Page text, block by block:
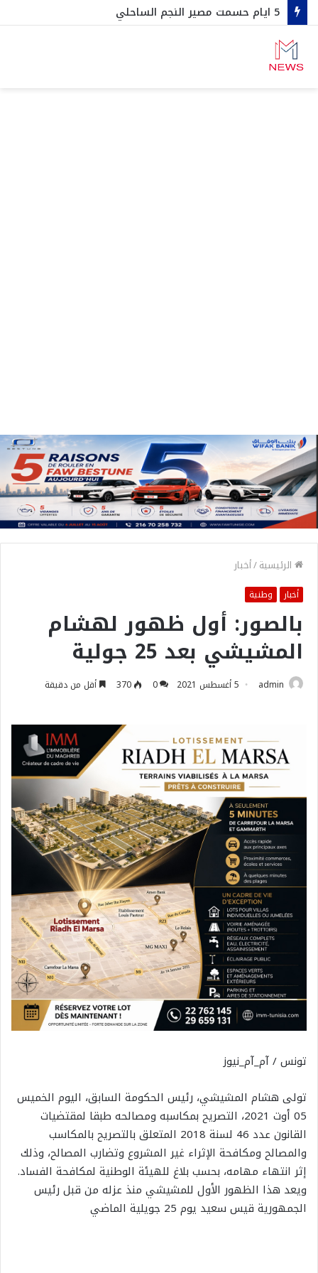
5 ايام حسمت مصير النجم الساحلي
الرئيسية/أخبار
أخبار وطنية
بالصور: أول ظهور لهشام
المشيشي بعد 25 جولية
admin 5 أغسطس 2021 0
370 أقل من دقيقة
تونس / آم_آم_نيوز
تولى هشام المشيشي، رئيس الحكومة السابق، اليوم الخميس
05 أوت 2021، التصريح بمكاسبه ومصالحه طبقا لمقتضيات
القانون عدد 46 لسنة 2018 المتعلق بالتصريح بالمكاسب
والمصالح ومكافحة الإثراء غير المشروع وتضارب المصالح، وذلك
إثر انتهاء مهامه، بحسب بلاغ للهيئة الوطنية لمكافحة الفساد.
ويعد هذا الظهور الأول للمشيشي منذ عزله من قبل رئيس
الجمهورية قيس سعيد يوم 25 جويلية الماضي